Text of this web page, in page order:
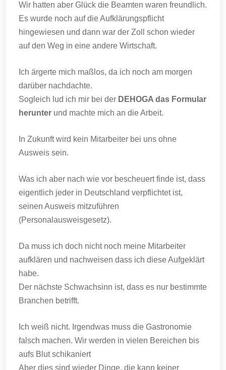
Wir hatten aber Glück die Beamten waren freundlich.
Es wurde noch auf die Aufklärungspflicht
hingewiesen und dann war der Zoll schon wieder
auf den Weg in eine andere Wirtschaft.
Ich ärgerte mich maßlos, da ich noch am morgen
darüber nachdachte.
Sogleich lud ich mir bei der DEHOGA das Formular
herunter und machte mich an die Arbeit.
In Zukunft wird kein Mitarbeiter bei uns ohne
Ausweis sein.
Was ich aber nach wie vor bescheuert finde ist, dass
eigentlich jeder in Deutschland verpflichtet ist,
seinen Ausweis mitzuführen
(Personalausweisgesetz).
Da muss ich doch nicht noch meine Mitarbeiter
aufklären und nachweisen dass ich diese Aufgeklärt
habe.
Der nächste Schwachsinn ist, dass es nur bestimmte
Branchen betrifft.
Ich weiß nicht. Irgendwas muss die Gastronomie
falsch machen. Wir werden in vielen Bereichen bis
aufs Blut schikaniert
Aber dies sind wieder Dinge, die kann keiner